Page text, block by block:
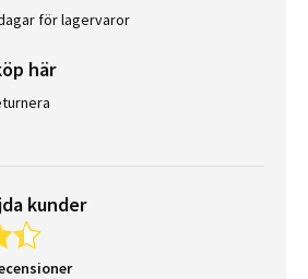
för lagervaror
här
kunder